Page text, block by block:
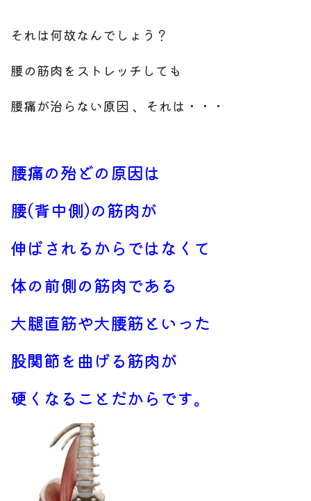
それは何故なんでしょう？
腰の筋肉をストレッチしても
腰痛が治らない原因 、それは・・・
腰痛の殆どの原因は
腰(背中側)の筋肉が
伸ばされるから ではなくて
体の前側の筋肉である
大腿直筋や大腰筋といった
股関節を曲げる筋肉が
硬くなること だからです。